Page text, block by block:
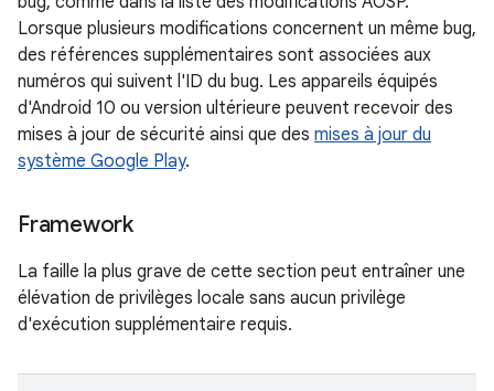
Lorsque plusieurs modifications concernent un même bug,
des références supplémentaires sont associées aux
numéros qui suivent l'ID du bug. Les appareils équipés
d'Android 10 ou version ultérieure peuvent recevoir des
mises à jour de sécurité ainsi que des mises à jour du
système Google Play.
Framework
La faille la plus grave de cette section peut entraîner une
élévation de privilèges locale sans aucun privilège
d'exécution supplémentaire requis.